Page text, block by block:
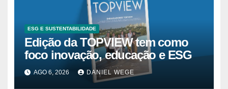
ESG E SUSTENTABILIDADE
Edição da TOPVIEW tem como
foco inovação, educação e ESG
AGO 6, 2026 DANIEL WEGE